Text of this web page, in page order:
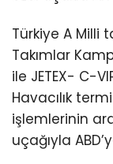
Türkiye A Milli
Takımlar
ile JETEX- C-
Havacılık
işlemlerinin
uçağıyla